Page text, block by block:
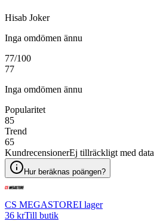
Hisab Joker
Inga omdömen ännu
77/100
77
Inga omdömen ännu
Popularitet
85
Trend
65
KundrecensionerEj tillräckligt med data
Hur beräknas poängen?
CS MEGASTOREI lager
36 krTill butik